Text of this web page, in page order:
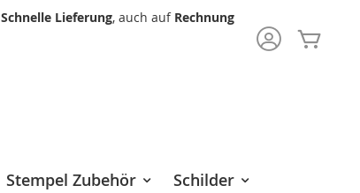
Schnelle Lieferung, auch auf Rechnung
Stempel Zubehör Schilder